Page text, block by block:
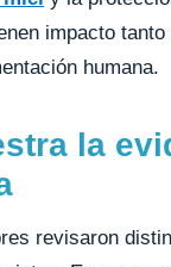
impacto
humana.
la
revisaron